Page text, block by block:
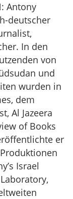
Antony
deutscher
In den
von
und
wurden in
dem
Al Jazeera
of Books
er
Israel